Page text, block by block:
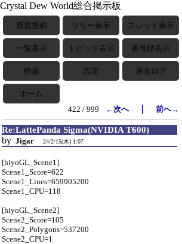
Crystal Dew World総合掲示板
新規投稿 ツリー表示 スレッド表示
一覧表示 トピック表示 番号順表示
検索 設定 過去ログ
ホーム
422 / 999
←次へ｜ 前へ→
Re:LattePanda Sigma(NVIDIA T600)
by Jigar 24/2/15(木) 1:07
[hiyoGL_Scene1]
Scene1_Score=622
Scene1_Lines=659905200
Scene1_CPU=118
[hiyoGL_Scene2]
Scene2_Score=105
Scene2_Polygons=537200
Scene2_CPU=1